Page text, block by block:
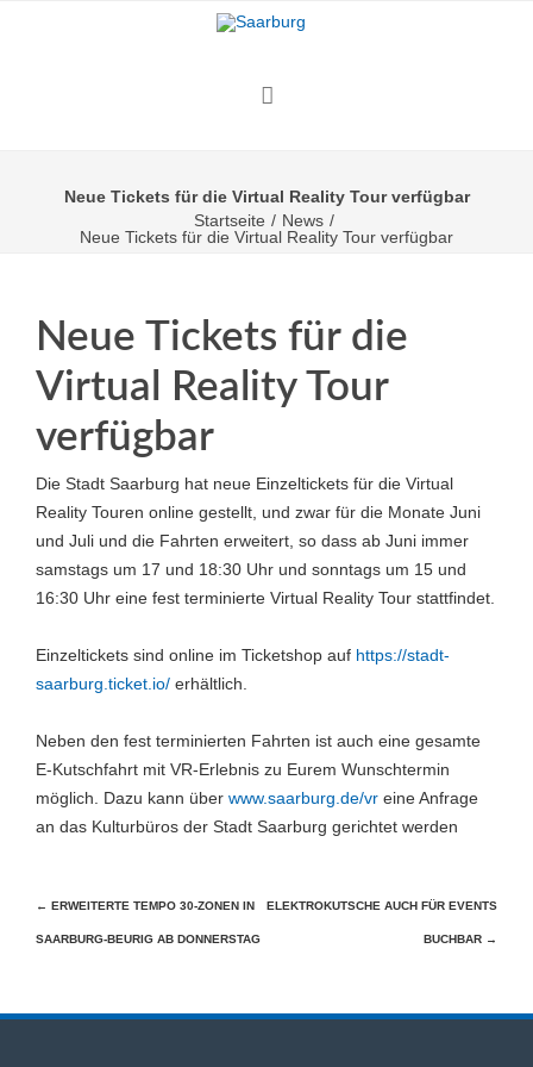
Neue Tickets für die Virtual Reality Tour verfügbar
Startseite / News /
Neue Tickets für die Virtual Reality Tour verfügbar
Neue Tickets für die
Virtual Reality Tour
verfügbar
Die Stadt Saarburg hat neue Einzeltickets für die Virtual
Reality Touren online gestellt, und zwar für die Monate Juni
und Juli und die Fahrten erweitert, so dass ab Juni immer
samstags um 17 und 18:30 Uhr und sonntags um 15 und
16:30 Uhr eine fest terminierte Virtual Reality Tour stattfindet.
Einzeltickets sind online im Ticketshop auf https://stadt-
saarburg.ticket.io/ erhältlich.
Neben den fest terminierten Fahrten ist auch eine gesamte
E-Kutschfahrt mit VR-Erlebnis zu Eurem Wunschtermin
möglich. Dazu kann über www.saarburg.de/vr eine Anfrage
an das Kulturbüros der Stadt Saarburg gerichtet werden
Beitragsnavigation
← ERWEITERTE TEMPO 30-ZONEN IN
SAARBURG-BEURIG AB DONNERSTAG
ELEKTROKUTSCHE AUCH FÜR EVENTS
BUCHBAR →